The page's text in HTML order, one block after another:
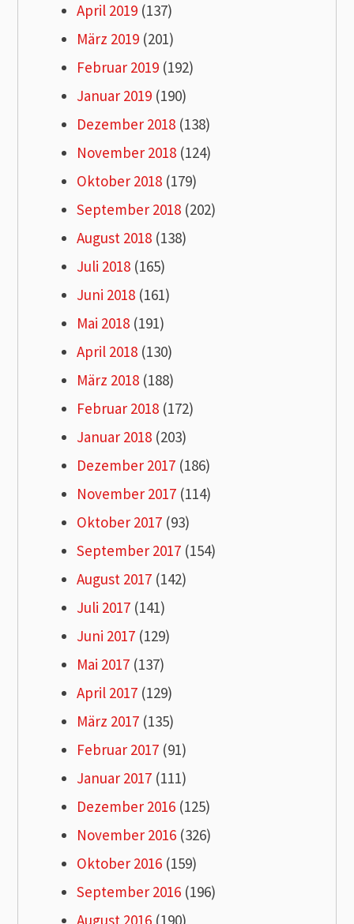
April 2019 (137)
März 2019 (201)
Februar 2019 (192)
Januar 2019 (190)
Dezember 2018 (138)
November 2018 (124)
Oktober 2018 (179)
September 2018 (202)
August 2018 (138)
Juli 2018 (165)
Juni 2018 (161)
Mai 2018 (191)
April 2018 (130)
März 2018 (188)
Februar 2018 (172)
Januar 2018 (203)
Dezember 2017 (186)
November 2017 (114)
Oktober 2017 (93)
September 2017 (154)
August 2017 (142)
Juli 2017 (141)
Juni 2017 (129)
Mai 2017 (137)
April 2017 (129)
März 2017 (135)
Februar 2017 (91)
Januar 2017 (111)
Dezember 2016 (125)
November 2016 (326)
Oktober 2016 (159)
September 2016 (196)